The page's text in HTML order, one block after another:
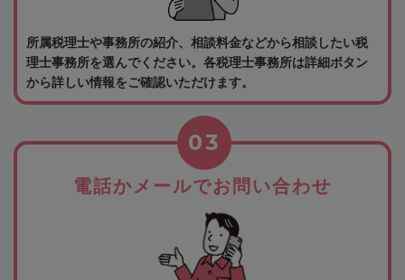
所属税理士や事務所の紹介、相談料金などから相談したい税
理士事務所を選んでください。各税理士事務所は詳細ボタン
から詳しい情報をご確認いただけます。
電話かメールでお問い合わせ
03